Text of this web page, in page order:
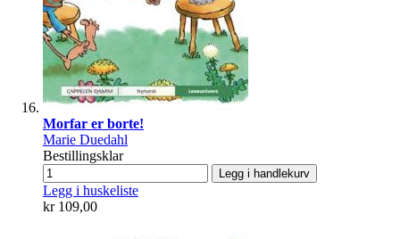
Morfar er borte!
Marie Duedahl
Bestillingsklar
Legg i handlekurv
Legg i huskeliste
kr 109,00